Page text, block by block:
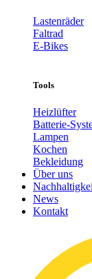
Lastenräder
Faltrad
E-Bikes
Tools
Heizlüfter
Batterie-
Lampen
Kochen
Bekleidung
Über uns
News
Kontakt